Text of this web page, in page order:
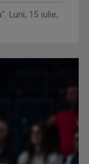
Luni, 15 iulie,